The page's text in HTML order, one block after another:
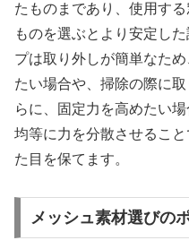
たものまであり、使用す
ものを選ぶとより安定し
プは取り外しが簡単なた
たい場合や、掃除の際に
らに、固定力を高めたい
均等に力を分散させるこ
た目を保てます。
メッシュ素材選びの